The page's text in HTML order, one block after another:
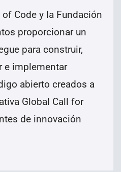
Code y la Fundación
proporcionar un
para construir,
e implementar
abierto creados a
Global Call for
de innovación